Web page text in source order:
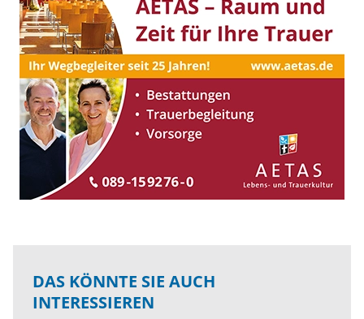
DAS KÖNNTE SIE AUCH
INTERESSIEREN